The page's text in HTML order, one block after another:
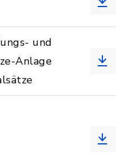
und
Anlage